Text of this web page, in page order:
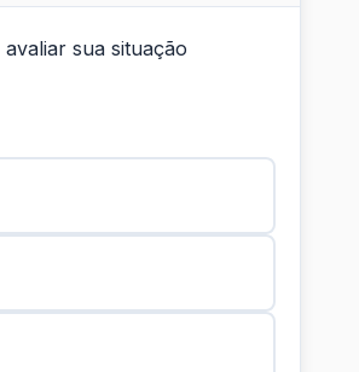
sua situação